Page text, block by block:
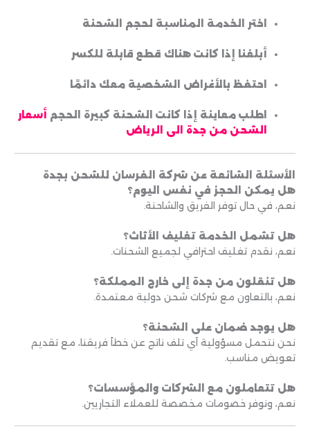
اختر الخدمة المناسبة لحجم الشحنة
أبلغنا إذا كانت هناك قطع قابلة للكسر
احتفظ بالأغراض الشخصية معك دائمًا
اطلب معاينة إذا كانت الشحنة كبيرة الحجم أسعار
الشحن من جدة الى الرياض
الأسئلة الشائعة عن شركة الفرسان للشحن بجدة
هل يمكن الحجز في نفس اليوم؟
نعم، في حال توفر الفريق والشاحنة.
هل تشمل الخدمة تغليف الأثاث؟
نعم، نقدم تغليف احترافي لجميع الشحنات.
هل تنقلون من جدة إلى خارج المملكة؟
نعم، بالتعاون مع شركات شحن دولية معتمدة.
هل يوجد ضمان على الشحنة؟
نحن نتحمل مسؤولية أي تلف ناتج عن خطأ فريقنا، مع تقديم
تعويض مناسب.
هل تتعاملون مع الشركات والمؤسسات؟
نعم، ونوفر خصومات مخصصة للعملاء التجاريين.